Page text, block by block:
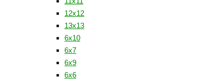
12x12
13x13
6x10
6x7
6x9
6х6